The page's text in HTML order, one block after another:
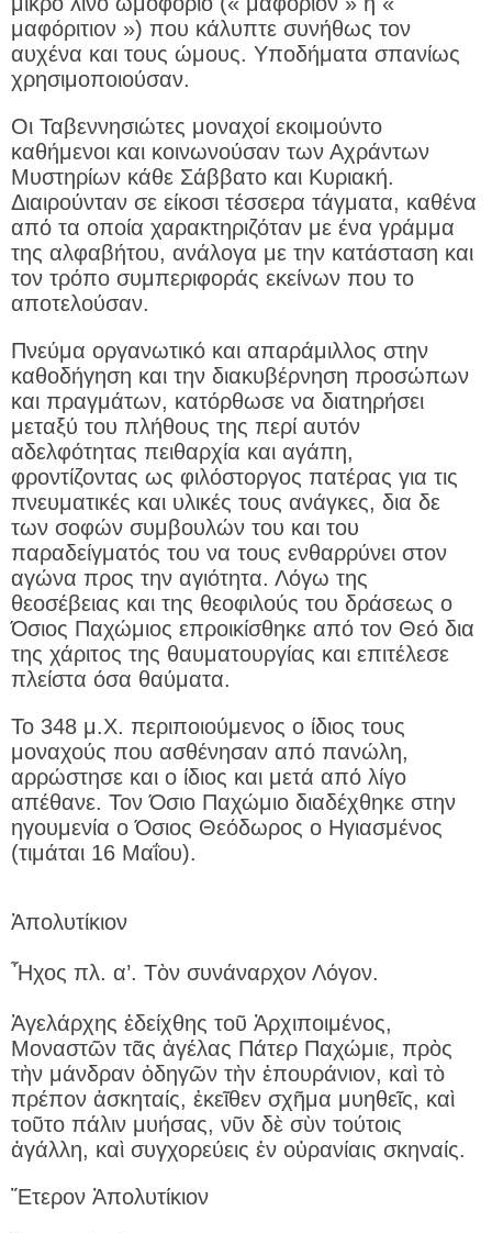
μαφόριτιον ») που κάλυπτε συνήθως τον
αυχένα και τους ώμους. Υποδήματα σπανίως
χρησιμοποιούσαν.
Οι Ταβεννησιώτες μοναχοί εκοιμούντο
καθήμενοι και κοινωνούσαν των Αχράντων
Μυστηρίων κάθε Σάββατο και Κυριακή.
Διαιρούνταν σε είκοσι τέσσερα τάγματα, καθένα
από τα οποία χαρακτηριζόταν με ένα γράμμα
της αλφαβήτου, ανάλογα με την κατάσταση και
τον τρόπο συμπεριφοράς εκείνων που το
αποτελούσαν.
Πνεύμα οργανωτικό και απαράμιλλος στην
καθοδήγηση και την διακυβέρνηση προσώπων
και πραγμάτων, κατόρθωσε να διατηρήσει
μεταξύ του πλήθους της περί αυτόν
αδελφότητας πειθαρχία και αγάπη,
φροντίζοντας ως φιλόστοργος πατέρας για τις
πνευματικές και υλικές τους ανάγκες, δια δε
των σοφών συμβουλών του και του
παραδείγματός του να τους ενθαρρύνει στον
αγώνα προς την αγιότητα. Λόγω της
θεοσέβειας και της θεοφιλούς του δράσεως ο
Όσιος Παχώμιος επροικίσθηκε από τον Θεό δια
της χάριτος της θαυματουργίας και επιτέλεσε
πλείστα όσα θαύματα.
Το 348 μ.Χ. περιποιούμενος ο ίδιος τους
μοναχούς που ασθένησαν από πανώλη,
αρρώστησε και ο ίδιος και μετά από λίγο
απέθανε. Τον Όσιο Παχώμιο διαδέχθηκε στην
ηγουμενία ο Όσιος Θεόδωρος ο Ηγιασμένος
(τιμάται 16 Μαΐου).
Ἀπολυτίκιον
Ἦχος πλ. α’. Τὸν συνάναρχον Λόγον.
Ἀγελάρχης ἐδείχθης τοῦ Ἀρχιποιμένος,
Μοναστῶν τᾶς ἀγέλας Πάτερ Παχώμιε, πρὸς
τὴν μάνδραν ὁδηγῶν τὴν ἐπουράνιον, καὶ τὸ
πρέπον ἀσκηταίς, ἐκεῖθεν σχῆμα μυηθεῖς, καὶ
τοῦτο πάλιν μυήσας, νῦν δὲ σὺν τούτοις
ἀγάλλη, καὶ συγχορεύεις ἐν οὐρανίαις σκηναίς.
Ἕτερον Ἀπολυτίκιον